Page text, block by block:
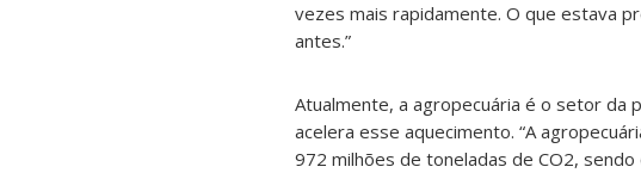
vezes mais rapidamente. O que estava
antes.”
Atualmente, a agropecuária é o setor da
acelera esse aquecimento. “A
972 milhões de toneladas de CO2, sendo